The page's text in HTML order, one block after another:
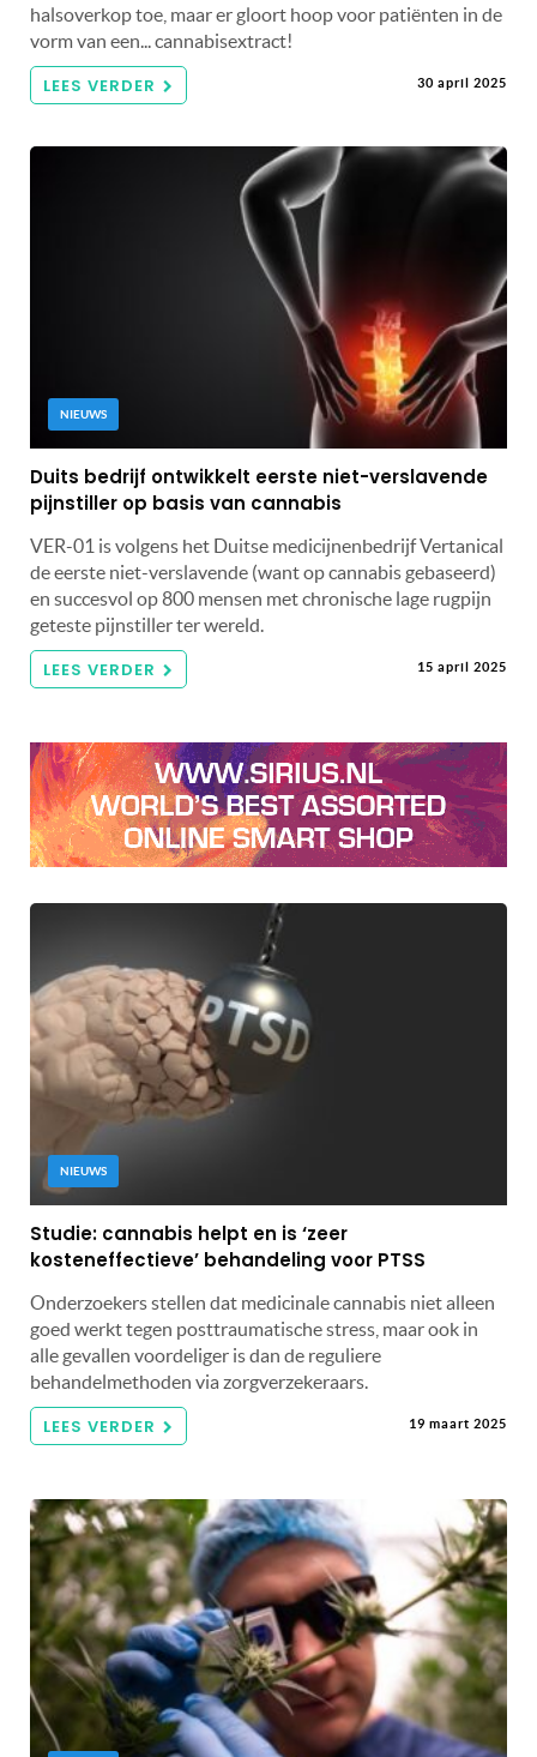
halsoverkop toe, maar er gloort hoop voor patiënten in de
vorm van een... cannabisextract!
LEES VERDER 30 april 2025
NIEUWS
Duits bedrijf ontwikkelt eerste niet-verslavende
pijnstiller op basis van cannabis
VER-01 is volgens het Duitse medicijnenbedrijf Vertanical
de eerste niet-verslavende (want op cannabis gebaseerd)
en succesvol op 800 mensen met chronische lage rugpijn
geteste pijnstiller ter wereld.
LEES VERDER 15 april 2025
NIEUWS
Studie: cannabis helpt en is ‘zeer
kosteneffectieve’ behandeling voor PTSS
Onderzoekers stellen dat medicinale cannabis niet alleen
goed werkt tegen posttraumatische stress, maar ook in
alle gevallen voordeliger is dan de reguliere
behandelmethoden via zorgverzekeraars.
LEES VERDER 19 maart 2025